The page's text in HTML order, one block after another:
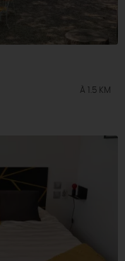
À 1.5 KM